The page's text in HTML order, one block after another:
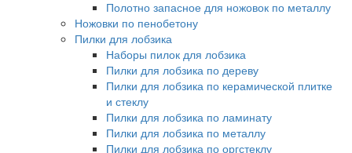
Полотно запасное для ножовок по металлу
Ножовки по пенобетону
Пилки для лобзика
Наборы пилок для лобзика
Пилки для лобзика по дереву
Пилки для лобзика по керамической плитке
и стеклу
Пилки для лобзика по ламинату
Пилки для лобзика по металлу
Пилки для лобзика по оргстеклу